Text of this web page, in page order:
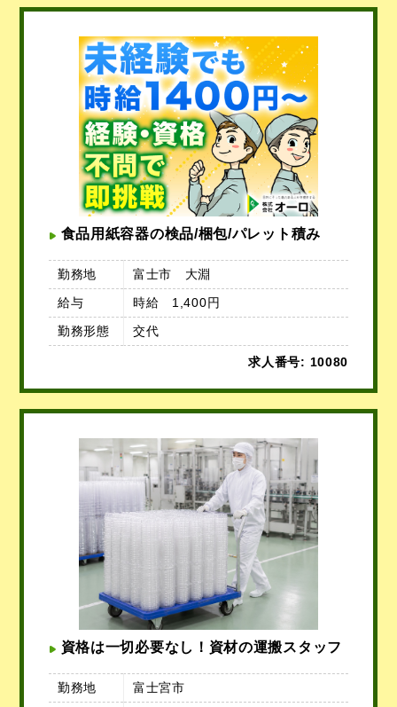
食品用紙容器の検品/梱包/パレット積み
勤務地
富士市 大淵
給与
時給 1,400円
勤務形態
交代
求人番号: 10080
資格は一切必要なし！資材の運搬スタッフ
勤務地 富士宮市